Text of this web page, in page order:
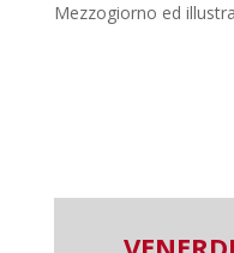
Mezzogiorno ed